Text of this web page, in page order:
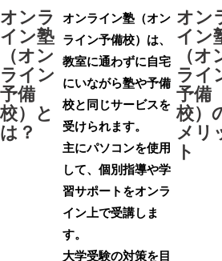
オンラ
イン塾
（オン
ライン
予備
校）
と
は？
オンライン塾（オン
ライン予備校）は、
教室に通わずに自宅
にいながら塾や予備
校と同じサービスを
受けられます。
主にパソコンを使用
して、個別指導や学
習サポートをオンラ
イン上で受講しま
す。
大学受験の対策を目
オン
イン
（オ
ライ
予備
校）
メリ
ト